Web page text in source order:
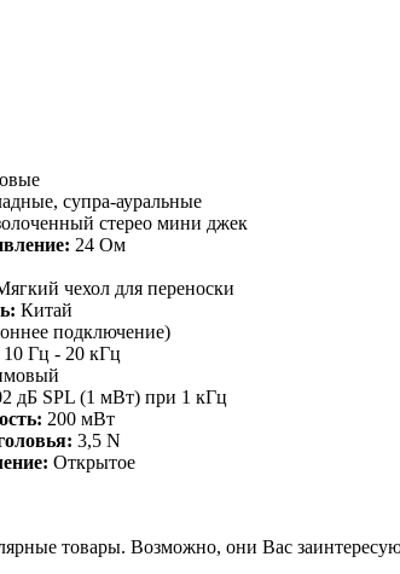
супра-ауральные
стерео мини джек
24 Ом
чехол для переноски
Китай
подключение)
10 Гц - 20 кГц
дБ SPL (1 мВт) при 1 кГц
200 мВт
3,5 N
Открытое
товары. Возможно, они Вас